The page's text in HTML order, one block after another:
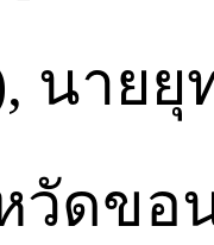
นาย
วัดขอ